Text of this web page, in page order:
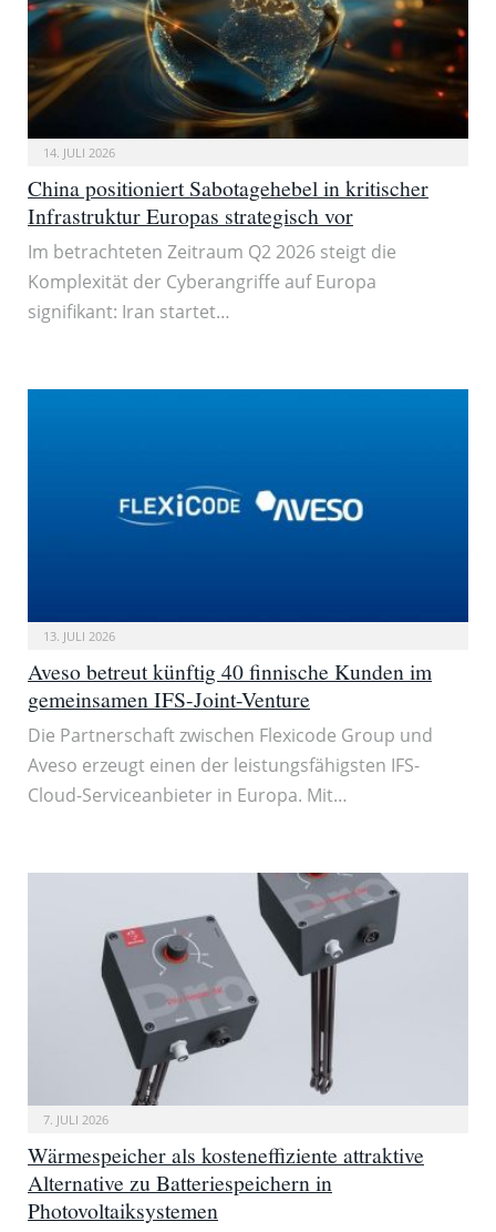
14. JULI 2026
China positioniert Sabotagehebel in kritischer
Infrastruktur Europas strategisch vor
Im betrachteten Zeitraum Q2 2026 steigt die
Komplexität der Cyberangriffe auf Europa
signifikant: Iran startet…
13. JULI 2026
Aveso betreut künftig 40 finnische Kunden im
gemeinsamen IFS-Joint-Venture
Die Partnerschaft zwischen Flexicode Group und
Aveso erzeugt einen der leistungsfähigsten IFS-
Cloud-Serviceanbieter in Europa. Mit…
7. JULI 2026
Wärmespeicher als kosteneffiziente attraktive
Alternative zu Batteriespeichern in
Photovoltaiksystemen